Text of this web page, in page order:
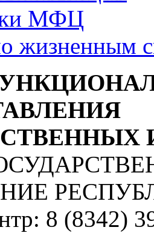
МФЦ
жизненным
8 (8342)